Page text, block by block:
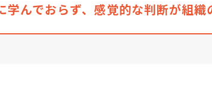
んでおらず、感覚的な判断が組